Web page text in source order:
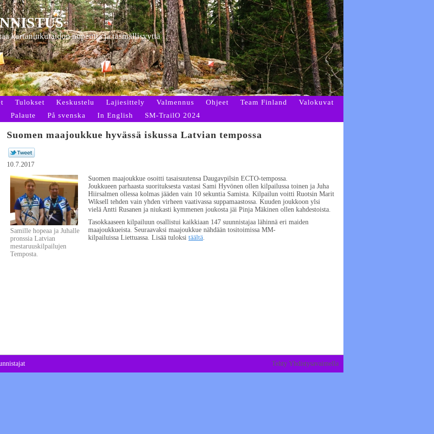
kartanlukutaidon nopeutta ja täsmällisyyttä
Tulokset Keskustelu Lajiesittely Valmennus Ohjeet Team Finland
Valokuvat
Palaute På svenska In English SM-TrailO 2024
Suomen maajoukkue hyvässä iskussa Latvian tempossa
10.7.2017
Samille hopeaa ja Juhalle
pronssia Latvian
mestaruuskilpailujen
Temposta.
Suomen maajoukkue osoitti tasaisuutensa Daugavpilsin ECTO-tempossa.
Joukkueen parhaasta suorituksesta vastasi Sami Hyvönen ollen kilpailussa toinen ja Juha
Hiirsalmen ollessa kolmas jääden vain 10 sekuntia Samista. Kilpailun voitti Ruotsin Marit
Wiksell tehden vain yhden virheen vaativassa suppamaastossa. Kuuden joukkoon ylsi
vielä Antti Rusanen ja niukasti kymmenen joukosta jäi Pinja Mäkinen ollen kahdestoista.
Tasokkaaseen kilpailuun osallistui kaikkiaan 147 suunnistajaa lähinnä eri maiden
maajoukkueista. Seuraavaksi maajoukkue nähdään tositoimissa MM-
kilpailuissa Liettuassa. Lisää tuloksi täältä.
Tehty Yhdistysavaimella